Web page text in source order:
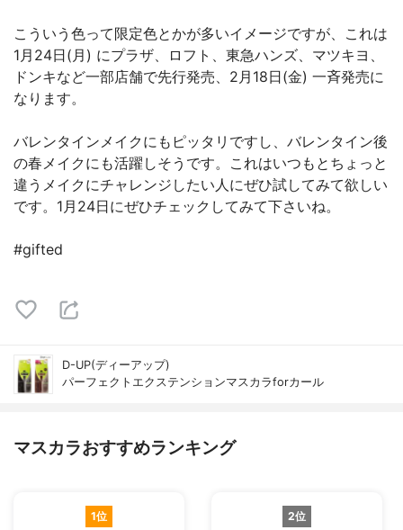
こういう色って限定色とかが多いイメージですが、これは
1月24日(月) にプラザ、ロフト、東急ハンズ、マツキヨ、
ドンキなど一部店舗で先行発売、2月18日(金) 一斉発売に
なります。
バレンタインメイクにもピッタリですし、バレンタイン後
の春メイクにも活躍しそうです。これはいつもとちょっと
違うメイクにチャレンジしたい人にぜひ試してみて欲しい
です。1月24日にぜひチェックしてみて下さいね。
#gifted
D-UP(ディーアップ)
パーフェクトエクステンションマスカラforカール
マスカラおすすめランキング
1位 2位